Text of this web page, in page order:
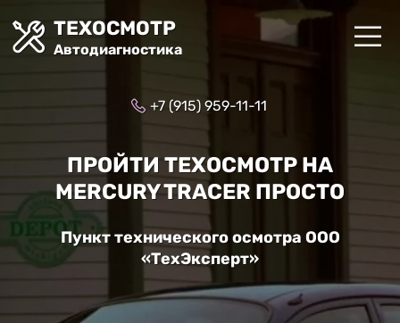
ТЕХОСМОТР
Автодиагностика
+7 (915) 959-11-11
ПРОЙТИ ТЕХОСМОТР НА
MERCURY TRACER ПРОСТО
Пункт технического осмотра ООО
«ТехЭксперт»